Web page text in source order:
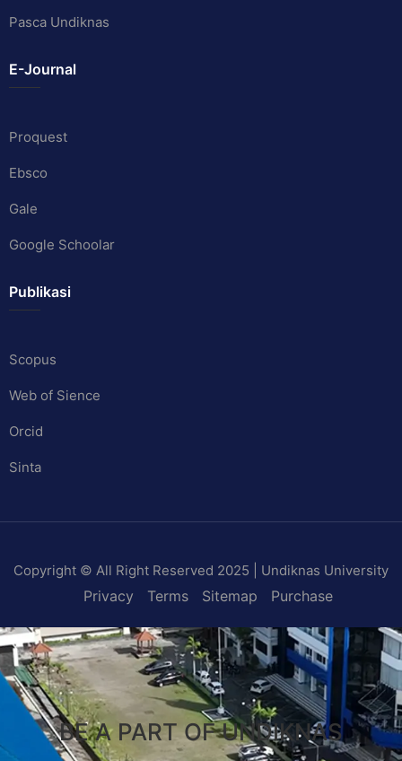
Pasca Undiknas
E-Journal
Proquest
Ebsco
Gale
Google Schoolar
Publikasi
Scopus
Web of Sience
Orcid
Sinta
Copyright © All Right Reserved 2025 | Undiknas University
Privacy Terms Sitemap Purchase
BE A PART OF UNDIKNAS